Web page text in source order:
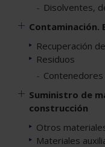
Disolventes,
Contaminación.
Recuperación
Residuos
Contenedores
Suministro de
construcción
Otros
Materiales